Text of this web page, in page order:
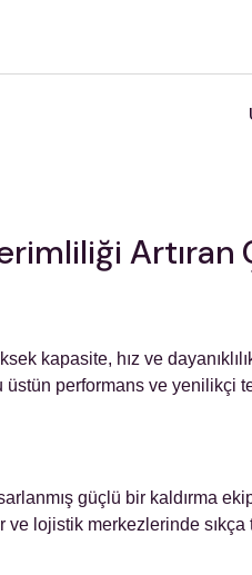
Artıran
kapasite, hız ve
üstün performans ve
güçlü bir kaldırma
lojistik merkezlerinde sıkça